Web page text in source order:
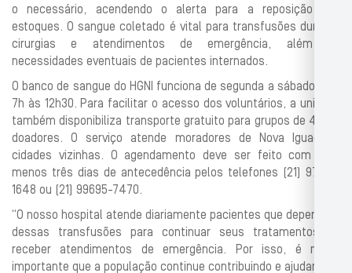
o necessário, acendendo o alerta para a reposição dos
estoques. O sangue coletado é vital para transfusões durante
cirurgias e atendimentos de emergência, além de
necessidades eventuais de pacientes internados.
O banco de sangue do HGNI funciona de segunda a sábado, das
7h às 12h30. Para facilitar o acesso dos voluntários, a unidade
também disponibiliza transporte gratuito para grupos de 4 a 15
doadores. O serviço atende moradores de Nova Iguaçu e
cidades vizinhas. O agendamento deve ser feito com pelo
menos três dias de antecedência pelos telefones (21) 97612-
1648 ou (21) 99695-7470.
“O nosso hospital atende diariamente pacientes que dependem
dessas transfusões para continuar seus tratamentos ou
receber atendimentos de emergência. Por isso, é muito
importante que a população continue contribuindo e ajudando a